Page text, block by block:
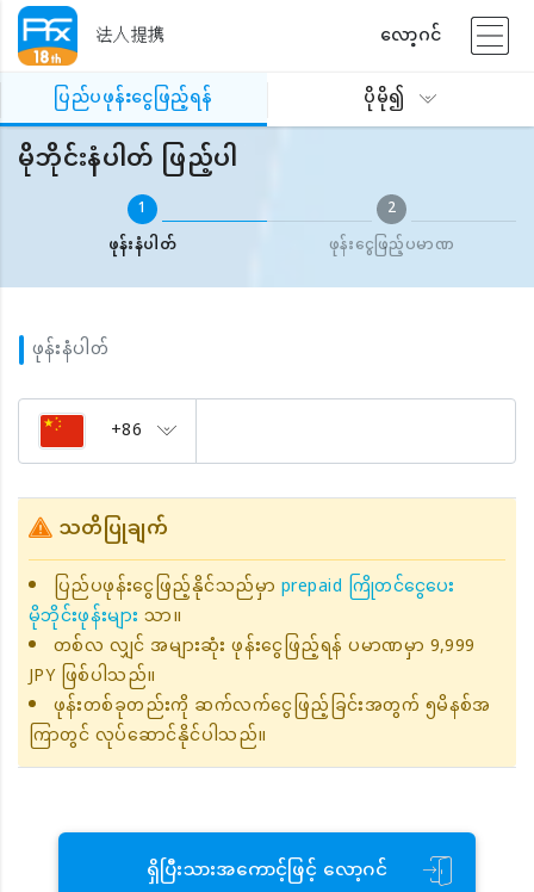
法人提携
လော့ဂင်
ပြည်ပဖုန်းငွေဖြည့်ရန်
ပိုမို၍
ပြည်ပဖုန်းငွေဖြည့်ရန် မိုဘိုင်းနံပါတ် ဖြည့်ပါ
မိုဘိုင်းနံပါတ် ဖြည့်ပါ
1
ဖုန်းနံပါတ်
2
ဖုန်းငွေဖြည့်ပမာဏ
ဖုန်းနံပါတ်
+86
သတိပြုချက်
ပြည်ပဖုန်းငွေဖြည့်နိုင်သည်မှာprepaid ကြိုတင်ငွေပေး
မိုဘိုင်းဖုန်းများသာ။
တစ်လ လျှင် အများဆုံး ဖုန်းငွေဖြည့်ရန် ပမာဏမှာ 9,999
JPY ဖြစ်ပါသည်။
ဖုန်းတစ်ခုတည်းကို ဆက်လက်ငွေဖြည့်ခြင်းအတွက် ၅မိနစ်အ
ကြာတွင် လုပ်ဆောင်နိုင်ပါသည်။
ရှိပြီးသားအကောင့်ဖြင့် လော့ဂင်